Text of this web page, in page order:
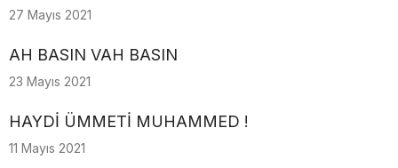
27 Mayıs 2021
AH BASIN VAH BASIN
23 Mayıs 2021
HAYDİ ÜMMETİ MUHAMMED !
11 Mayıs 2021